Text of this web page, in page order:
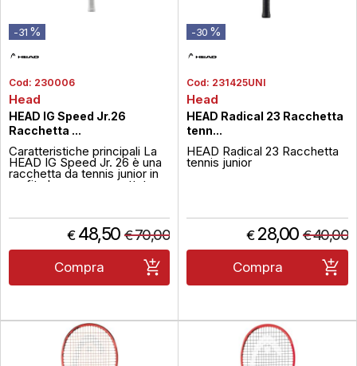
-31 %
Cod: 230006
Head
HEAD IG Speed Jr.26
Racchetta ...
Caratteristiche principali La
HEAD IG Speed Jr. 26 è una
racchetta da tennis junior in
grafite leggera, progettata
Adatta a bambini di circa 911
anni, rappresenta lultimo
passaggio prima della
transizione al telaio adulto,
grazie a...
€ 48,50 €70,00
Compra
-30 %
Cod: 231425UNI
Head
HEAD Radical 23 Racchetta
tenn...
HEAD Radical 23 Racchetta
tennis junior
€ 28,00 €40,00
Compra